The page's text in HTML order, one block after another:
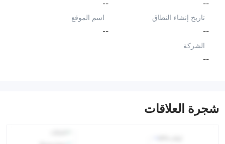
--
--
تاريخ إنشاء النطاق
--
اسم الموقع
--
الشركة
--
شجرة العلاقات